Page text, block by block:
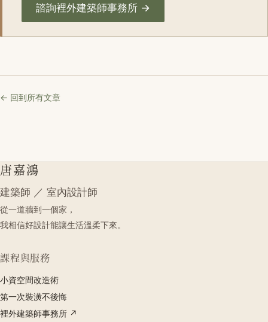
諮詢裡外建築師事務所 →
← 回到所有文章
唐嘉鴻
建築師 ／ 室內設計師
從一道牆到一個家，
我相信好設計能讓生活溫柔下來。
課程與服務
小資空間改造術
第一次裝潢不後悔
裡外建築師事務所 ↗